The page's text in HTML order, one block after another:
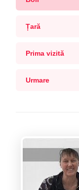
Țară
Prima vizită
Urmare